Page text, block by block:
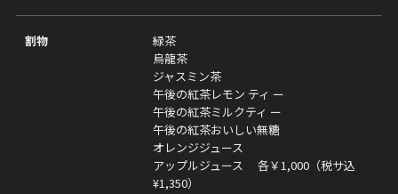
割物
緑茶
烏龍茶
ジャスミン茶
午後の紅茶レモン ティ ー
午後の紅茶ミルクティ ー
午後の紅茶おいしい無糖
オレンジジュース
アップルジュース 各￥1,000（税サ込
¥1,350）